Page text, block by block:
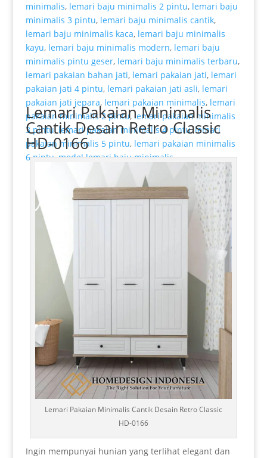
minimalis, lemari baju minimalis 2 pintu, lemari baju
minimalis 3 pintu, lemari baju minimalis cantik,
lemari baju minimalis kaca, lemari baju minimalis
kayu, lemari baju minimalis modern, lemari baju
minimalis pintu geser, lemari baju minimalis terbaru,
lemari pakaian bahan jati, lemari pakaian jati, lemari
pakaian jati 4 pintu, lemari pakaian jati asli, lemari
pakaian jati jepara, lemari pakaian minimalis, lemari
pakaian minimalis 2 pintu, lemari pakaian minimalis
3 pintu,lemari pakaian minimalis 4 pintu,lemari
pakaian minimalis 5 pintu, lemari pakaian minimalis
6 pintu,model lemari baju minimalis
Lemari Pakaian Minimalis
Cantik Desain Retro Classic
HD-0166
Lemari Pakaian Minimalis Cantik Desain Retro Classic
HD-0166
Ingin mempunyai hunian yang terlihat elegant dan